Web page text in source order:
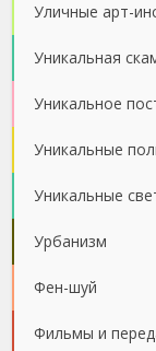
Уличные арт-
Уникальная
Уникальное
Уникальные
Уникальные
Урбанизм
Фен-шуй
Фильмы и